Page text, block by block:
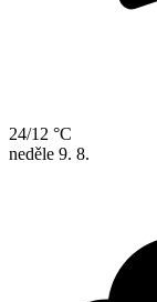
24/12 °C
neděle 9. 8.